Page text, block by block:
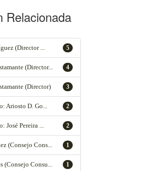
Relacionada
5
(Director ...
4
(Director...
3
(Director)
2
Ariosto D. Go...
2
José Pereira ...
1
(Consejo Cons...
1
(Consejo Consu...